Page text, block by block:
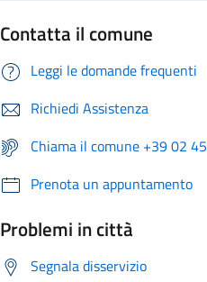
Contatta il comune
Leggi le domande frequenti
Richiedi Assistenza
Chiama il comune +39 02
Prenota un appuntamento
Problemi in città
Segnala disservizio